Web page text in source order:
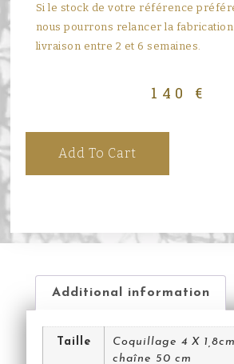
Si le stock de votre référence
nous pourrons relancer la fabrication
livraison entre 2 et 6 semaines.
140 €
Add To Cart
Additional information
Taille
Coquillage 4 X
chaîne 50 cm